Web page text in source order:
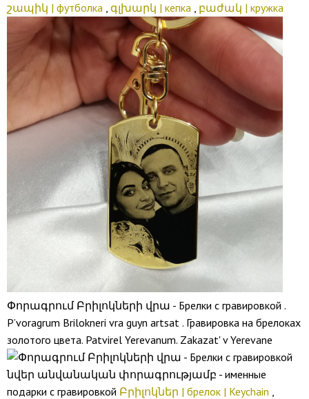
շապիկ | футболка , գլխարկ | кепка , բաժակ | кружка
Փորագրում Բրիլոկների վրա - Брелки с гравировкой .
P’voragrum Brilokneri vra guyn artsat . Гравировка на брелоках
золотого цвета. Patvirel Yerevanum. Zakazat' v Yerevane
նվեր անվանական փորագրությամբ - именные
подарки с гравировкой Բրիլոկներ | брелок | Keychain ,